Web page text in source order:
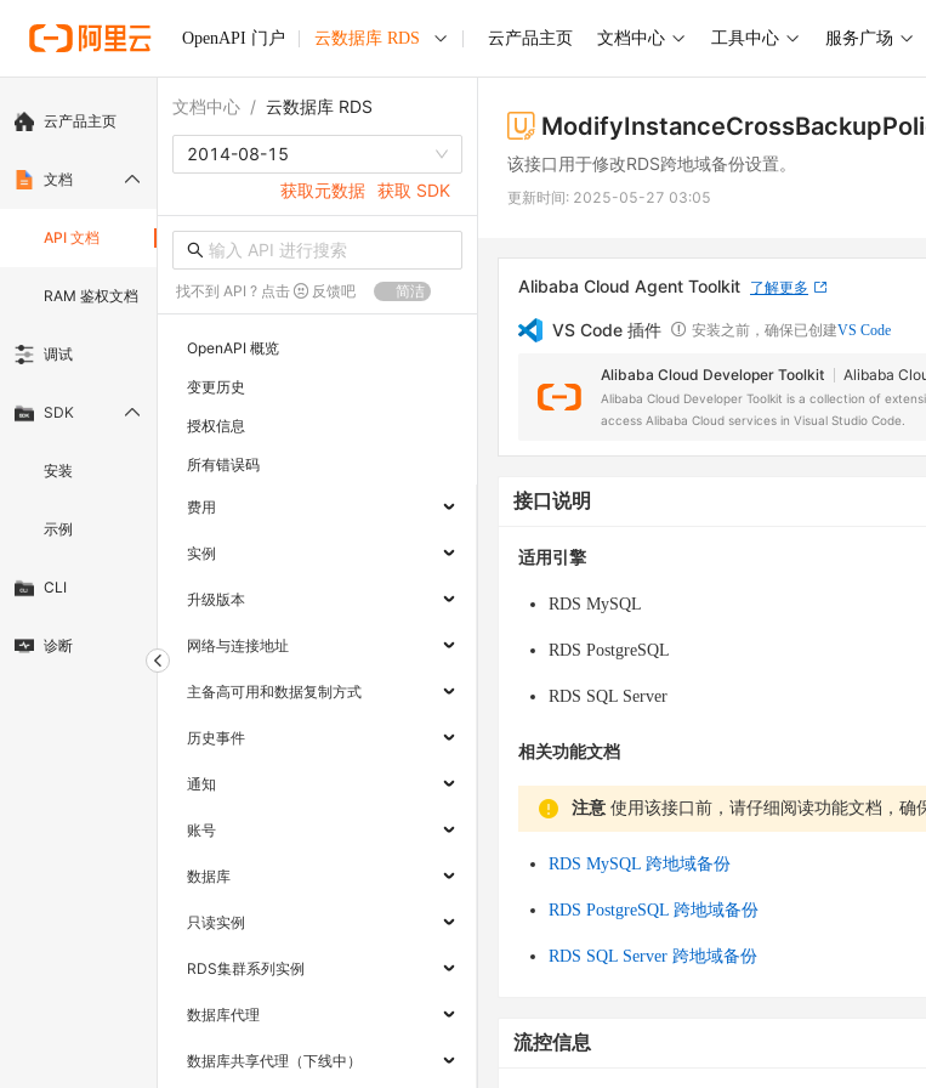
OpenAPI 门户 云数据库 RDS 云产品主页 文档中心 工具中心 服务广场
云产品主页
文档
API 文档
RAM 鉴权文档
调试
SDK
安装
示例
CLI
诊断
文档中心 / 云数据库 RDS
2014-08-15
获取元数据 获取 SDK
找不到 API ? 点击 反馈吧 简洁
OpenAPI 概览
变更历史
授权信息
所有错误码
费用
实例
升级版本
网络与连接地址
主备高可用和数据复制方式
历史事件
通知
账号
数据库
只读实例
RDS集群系列实例
数据库代理
数据库共享代理（下线中）
该接口用于修改RDS跨地域备份设置。
更新时间: 2025-05-27 03:05
Alibaba Cloud Agent Toolkit 了解更多
VS Code 插件 安装之前，确保已创建VS Code
Alibaba Cloud Developer Toolkit Alibaba
Alibaba Cloud Developer Toolkit is a collection of
access Alibaba Cloud services in Visual Studio Code.
接口说明
适用引擎
RDS MySQL
RDS PostgreSQL
RDS SQL Server
相关功能文档
注意 使用该接口前，请仔细阅读功能文档，确
RDS MySQL 跨地域备份
RDS PostgreSQL 跨地域备份
RDS SQL Server 跨地域备份
流控信息